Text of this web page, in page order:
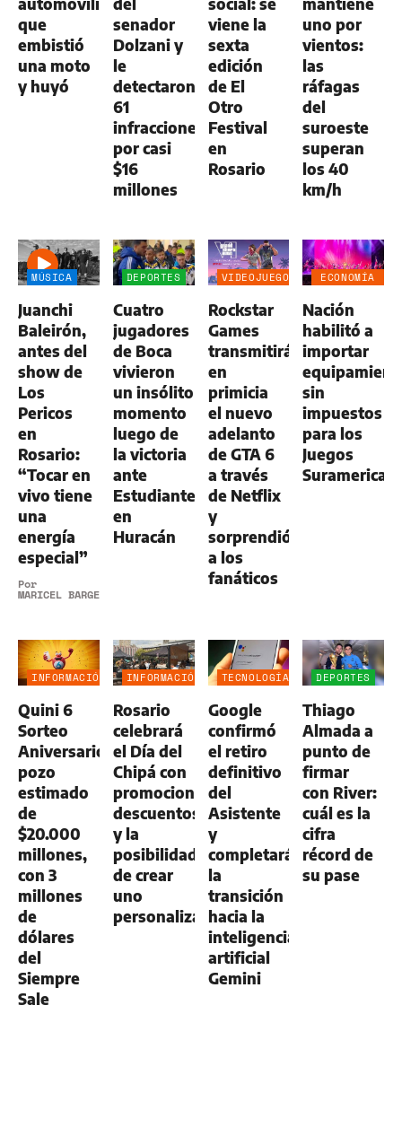
que
embistió
una moto
y huyó
senador
Dolzani y
le
detectaron
61
infracciones
por casi
$16
millones
viene la
sexta
edición
de El
Otro
Festival
en
Rosario
uno por
vientos:
las
ráfagas
del
suroeste
superan
los 40
km/h
MÚSICA
Juanchi
Baleirón,
antes del
show de
Los
Pericos
en
Rosario:
“Tocar en
vivo tiene
una
energía
especial”
Por
MARICEL BARGERI
DEPORTES
Cuatro
jugadores
de Boca
vivieron
un insólito
momento
luego de
la victoria
ante
Estudiantes
en
Huracán
VIDEOJUEGOS
Rockstar
Games
transmitirá
en
primicia
el nuevo
adelanto
de GTA 6
a través
de Netflix
y
sorprendió
a los
fanáticos
ECONOMÍA
AGRO
Nación
habilitó a
importar
sin
impuestos
para los
Juegos
INFORMACIÓN
Quini 6
Sorteo
Aniversario:
pozo
estimado
de
$20.000
millones,
con 3
millones
de
dólares
del
Siempre
Sale
INFORMACIÓN
Rosario
celebrará
el Día del
Chipá con
promociones,
descuentos
y la
posibilidad
de crear
uno
personalizado
TECNOLOGÍA
Google
confirmó
el retiro
definitivo
del
Asistente
y
completará
la
transición
hacia la
inteligencia
artificial
Gemini
DEPORTES
Thiago
Almada a
punto de
firmar
con River:
cuál es la
cifra
récord de
su pase